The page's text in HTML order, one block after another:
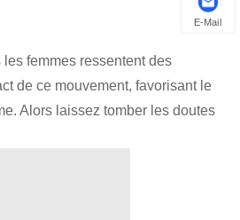
femmes ressentent des
de ce mouvement, favorisant le
Alors laissez tomber les doutes
E-Mail